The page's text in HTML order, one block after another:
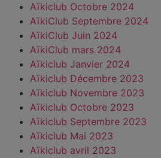
Aïkiclub Octobre 2024
AïkiClub Septembre 2024
AïkiClub Juin 2024
AïkiClub mars 2024
Aïkiclub Janvier 2024
Aïkiclub Décembre 2023
Aïkiclub Novembre 2023
Aïkiclub Octobre 2023
Aïkiclub Septembre 2023
Aïkiclub Mai 2023
Aïkiclub avril 2023